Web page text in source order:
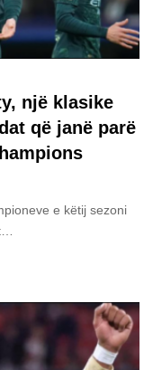
një klasike
që janë parë
e këtij sezoni